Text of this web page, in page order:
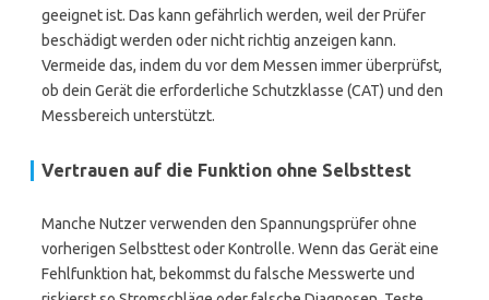
geeignet ist. Das kann gefährlich werden, weil der Prüfer
beschädigt werden oder nicht richtig anzeigen kann.
Vermeide das, indem du vor dem Messen immer überprüfst,
ob dein Gerät die erforderliche Schutzklasse (CAT) und den
Messbereich unterstützt.
Vertrauen auf die Funktion ohne Selbsttest
Manche Nutzer verwenden den Spannungsprüfer ohne
vorherigen Selbsttest oder Kontrolle. Wenn das Gerät eine
Fehlfunktion hat, bekommst du falsche Messwerte und